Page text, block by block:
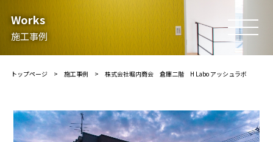
Works
施工事例
トップページ> 施工事例 > 株式会社堀内商会 倉庫二階 H Labo アッシュラボ